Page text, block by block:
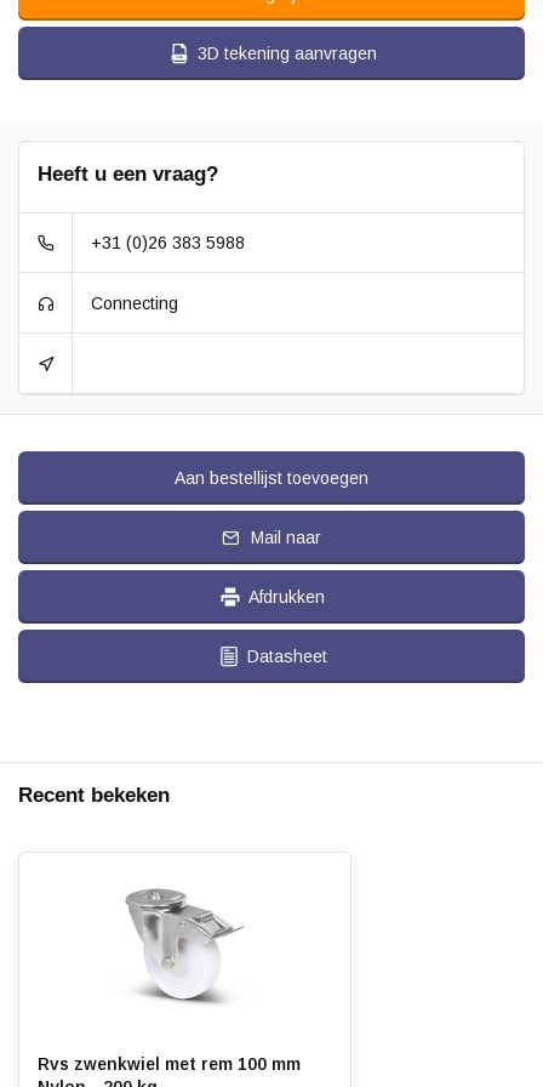
3D tekening aanvragen
Heeft u een vraag?
+31 (0)26 383 5988
Connecting
Aan bestellijst toevoegen
Mail naar
Afdrukken
Datasheet
Recent bekeken
Rvs zwenkwiel met rem 100 mm